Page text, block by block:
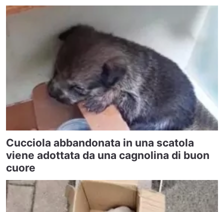
Cucciola abbandonata in una scatola
viene adottata da una cagnolina di buon
cuore